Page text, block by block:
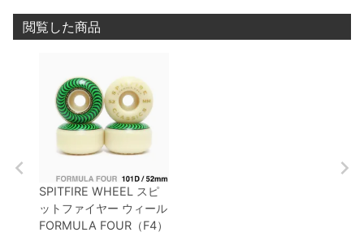
閲覧した商品
SPITFIRE WHEEL
スピ
ットファイヤー ウィール
FORMULA FOUR（F4）